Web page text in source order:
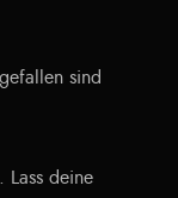
sind
Lass deine